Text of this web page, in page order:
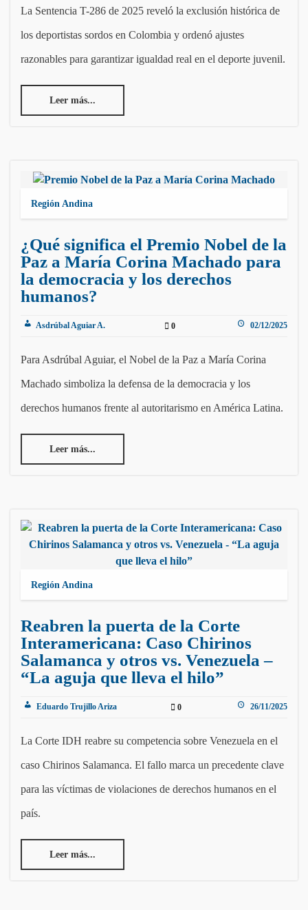
La Sentencia T-286 de 2025 reveló la exclusión histórica de
los deportistas sordos en Colombia y ordenó ajustes
razonables para garantizar igualdad real en el deporte juvenil.
Leer más...
Región Andina
¿Qué significa el Premio Nobel de la
Paz a María Corina Machado para
la democracia y los derechos
humanos?
Asdrúbal Aguiar A. 0 02/12/2025
Para Asdrúbal Aguiar, el Nobel de la Paz a María Corina
Machado simboliza la defensa de la democracia y los
derechos humanos frente al autoritarismo en América Latina.
Leer más...
Región Andina
Reabren la puerta de la Corte
Interamericana: Caso Chirinos
Salamanca y otros vs. Venezuela –
“La aguja que lleva el hilo”
Eduardo Trujillo Ariza 0 26/11/2025
La Corte IDH reabre su competencia sobre Venezuela en el
caso Chirinos Salamanca. El fallo marca un precedente clave
para las víctimas de violaciones de derechos humanos en el
país.
Leer más...